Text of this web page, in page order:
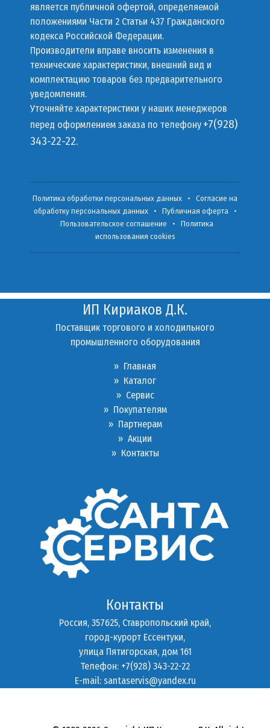
является публичной офертой, определяемой
положениями Части 2 Статьи 437 Гражданского
кодекса Российской Федерации.
Производители вправе вносить изменения в
технические характеристики, внешний вид и
комплектацию товаров без предварительного
уведомления.
Уточняйте характеристики у наших менеджеров
перед оформлением заказа по телефону +7(928)
343-22-22.
Политика обработки персональных данных • Согласие на
обработку персональных данных• Публичная оферта
•
Пользовательское соглашение • Политика
использования cookies
ИП Кириаков Д.К.
Поставщик торгового и холодильного
промышленного оборудования
» Главная
» Каталог
» Сервис
» Покупателям
» Партнерам
» Акции
» Контакты
Контакты
Россия, 357625, Ставропольский край,
город-курорт Ессентуки,
улица Пятигорская, дом 161
Телефон: +7(928) 343-22-22
E-mail: santaservis@yandex.ru